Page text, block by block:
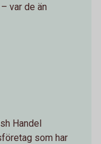
var de än
Handel
som har